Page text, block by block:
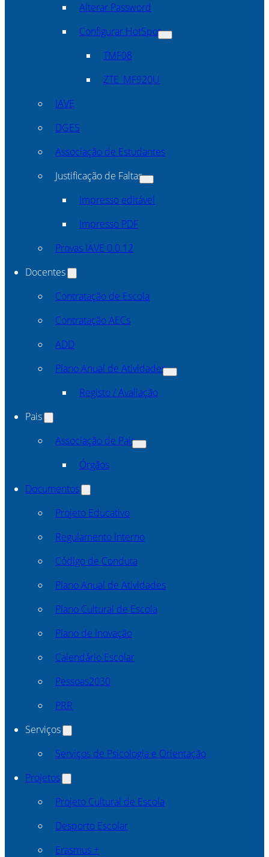
Alterar Password
Configurar HotSpot
TMF08
ZTE_MF920U
IAVE
DGES
Associação de Estudantes
Justificação de Faltas
Impresso editável
Impresso PDF
Provas IAVE 0.0.12
Docentes
Contratação de Escola
Contratação AECs
ADD
Plano Anual de Atividades
Registo / Avaliação
Pais
Associação de Pais
Órgãos
Documentos
Projeto Educativo
Regulamento Interno
Código de Conduta
Plano Anual de Atividades
Plano Cultural de Escola
Plano de Inovação
Calendário Escolar
Pessoas2030
PRR
Serviços
Serviços de Psicologia e Orientação
Projetos
Projeto Cultural de Escola
Desporto Escolar
Erasmus +